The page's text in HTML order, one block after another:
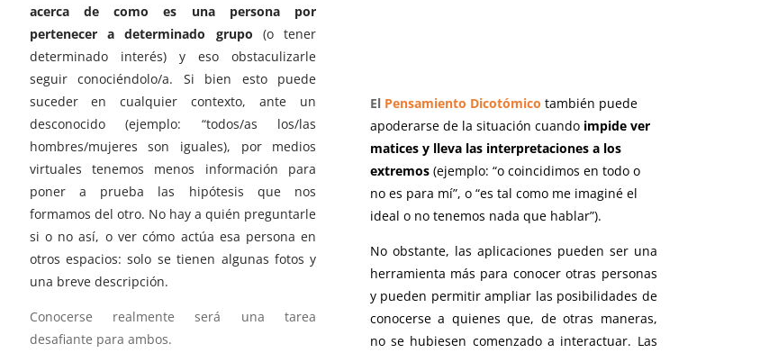
acerca de como es una persona por
pertenecer a determinado grupo (o tener
determinado interés) y eso obstaculizarle
seguir conociéndolo/a. Si bien esto puede
suceder en cualquier contexto, ante un
desconocido (ejemplo: “todos/as los/las
hombres/mujeres son iguales), por medios
virtuales tenemos menos información para
poner a prueba las hipótesis que nos
formamos del otro. No hay a quién preguntarle
si o no así, o ver cómo actúa esa persona en
otros espacios: solo se tienen algunas fotos y
una breve descripción.
Conocerse realmente será una tarea
desafiante para ambos.
El Pensamiento Dicotómico también puede
apoderarse de la situación cuandoimpide ver
matices y lleva las interpretaciones a los
extremos(ejemplo: “o coincidimos en todo o
no es para mí”, o “es tal como me imaginé el
ideal o no tenemos nada que hablar”).
No obstante, las aplicaciones pueden ser una
herramienta más para conocer otras personas
y pueden permitir ampliar las posibilidades de
conocerse a quienes que, de otras maneras,
no se hubiesen comenzado a interactuar. Las